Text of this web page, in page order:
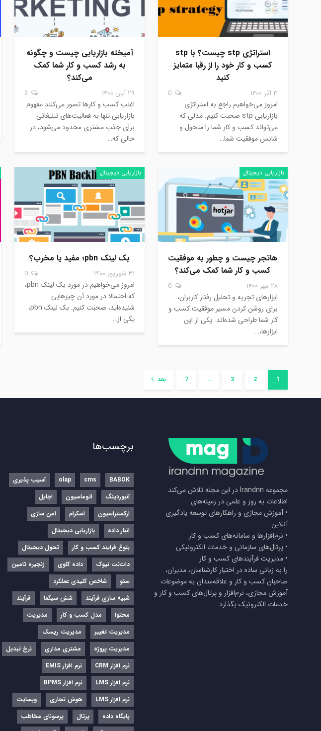
استراتژی stp چیست؟ با stp
کسب و کار خود را از رقبا متمایز
کنید
۳ آذر ۱۴۰۰ 0
امروز می‌خواهیم راجع به استراتژی
بازاریابی stp صحبت کنیم. مدلی که
می‌تواند کسب و کار شما را متحول و
شانس موفقیت شما…
آمیخته بازاریابی چیست و چگونه
به رشد کسب و کار شما کمک
می‌کند؟
۲۹ آبان ۱۴۰۰
اغلب کسب و کارها تصور می‌کنند مفهوم
بازاریابی تنها به فعالیت‌های تبلیغاتی
برای جذب مشتری محدود می‌شود، در
حالی که…
بازاریابی دیجیتال
هاتجر چیست و چطور به موفقیت
کسب و کار شما کمک می‌کند؟
۲۸ مهر ۱۴۰۰ 0
ابزارهای تجزیه و تحلیل رفتار کاربران،
برای روشن کردن مسیر موفقیت کسب و
کار شما طراحی شده‌اند. یکی از این
ابزارها،…
بازاریابی دیجیتال
بک لینک pbn؛ مفید یا مخرب؟
۳۱ شهریور ۱۴۰۰
امروز می‌خواهیم در مورد بک لینک pbn،
که احتمالا در مورد آن چیزهایی
شنیده‌اید، صحبت کنیم. بک لینک pbn،
یکی از…
1
2
3
…
7 بعد
مجموعه Irandnn در این مجله تلاش می‌کند
اطلاعات به روز و علمی در زمینه‌های
• آموزش مجازی و راهکارهای توسعه یادگیری
آنلاین
• نرم‌افزارها و سامانه‌های کسب و کار
• پرتال‌های سازمانی و خدمات الکترونیکی
• مدیریت فرآیندهای کسب و کار
را به زبانی ساده در اختیار کارشناسان، مدیران،
صاحبان کسب و کار و علاقه‌مندان به موضوعات
آموزش مجازی، نرم‌افزار و پرتال‌های کسب و کار و
خدمات الکترونیک بگذارد.
برچسب‌ها
BABOK
cms
olap
آسیب پذیری
آنبوردینگ
اتوماسیون
اجایل
ارکستراسیون
اسکرام
امن سازی
انبار داده
بازاریابی دیجیتال
بلوغ فرایند کسب و کار
تحول دیجیتال
دات‌نت نیوک
داده کاوی
زنجیره تامین
سئو
شاخص کلیدی عملکرد
شبیه سازی فرآیند
شش سیگما
فرآیند
محتوا
مدل کسب و کار
مدیریت
مدیریت تغییر
مدیریت ریسک
مدیریت پروژه
مشتری مداری
نرخ تبدیل
نرم‌ افزار CRM
نرم‌ افزار EMIS
نرم‌ افزار LMS
نرم افزار BPMS
نرم افزار LMS
هوش تجاری
وبسایت
پایگاه داده
پرتال
پرسونای مخاطب